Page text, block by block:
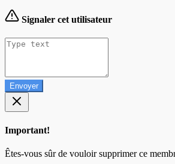
Signaler cet utilisateur
Envoyer
Important!
Êtes-vous sûr de vouloir supprimer ce